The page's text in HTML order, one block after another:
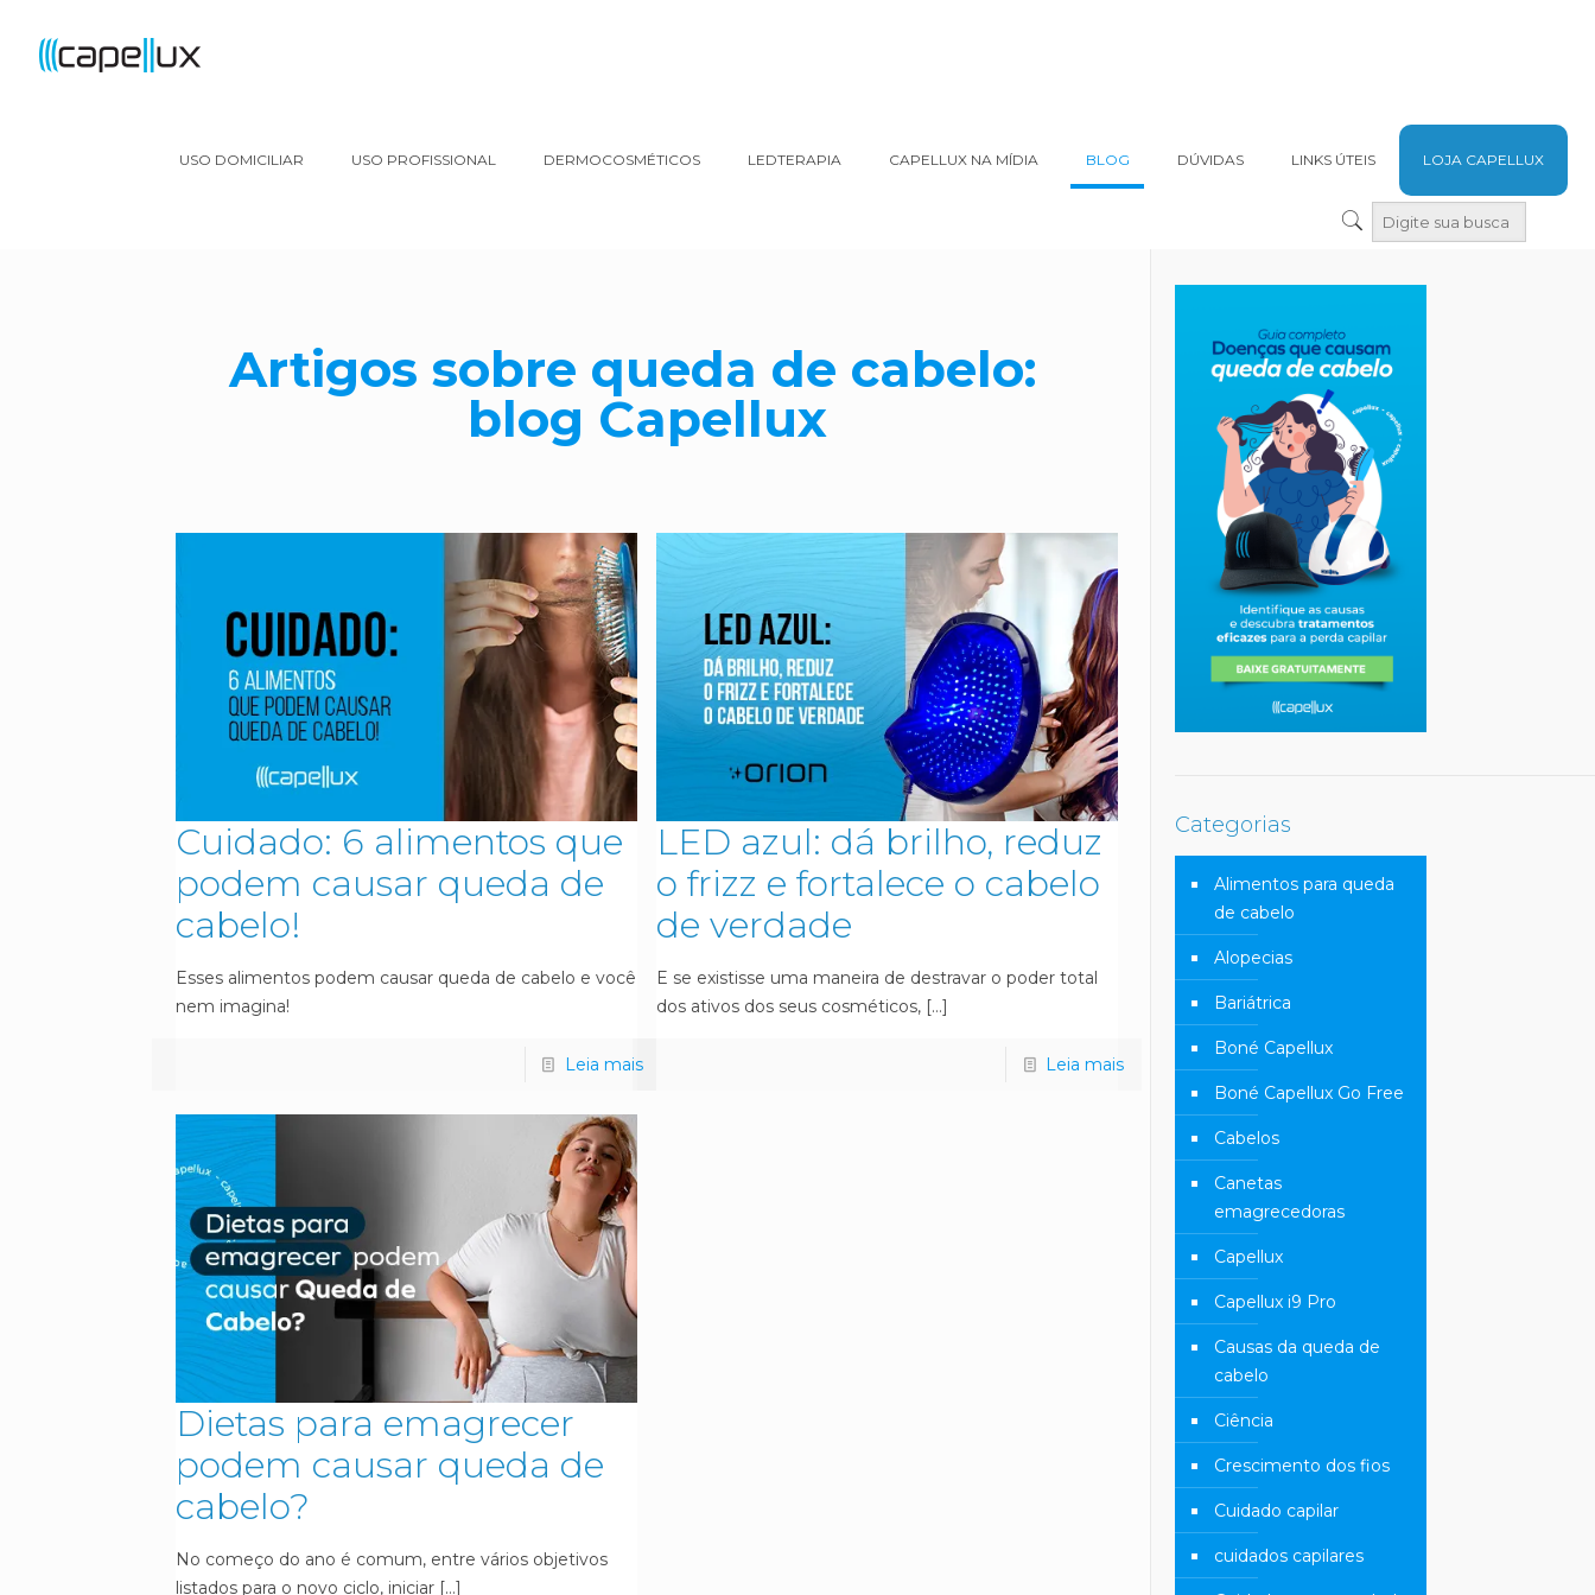
USO DOMICILIAR USO PROFISSIONAL DERMOCOSMÉTICOS LEDTERAPIA CAPELLUX NA MÍDIA BLOG DÚVIDAS LINKS ÚTEIS LOJA CAPELLUX
Artigos sobre queda de cabelo:
blog Capellux
Cuidado: 6 alimentos que
podem causar queda de
cabelo!
Esses alimentos podem causar queda de cabelo e você
nem imagina!
Leia mais
LED azul: dá brilho, reduz
o frizz e fortalece o cabelo
de verdade
E se existisse uma maneira de destravar o poder total
dos ativos dos seus cosméticos, […]
Leia mais
Dietas para emagrecer
podem causar queda de
cabelo?
No começo do ano é comum, entre vários objetivos
listados para o novo ciclo, iniciar […]
Categorias
Alimentos para queda
de cabelo
Alopecias
Bariátrica
Boné Capellux
Boné Capellux Go Free
Cabelos
Canetas
emagrecedoras
Capellux
Capellux i9 Pro
Causas da queda de
cabelo
Ciência
Crescimento dos fios
Cuidado capilar
cuidados capilares